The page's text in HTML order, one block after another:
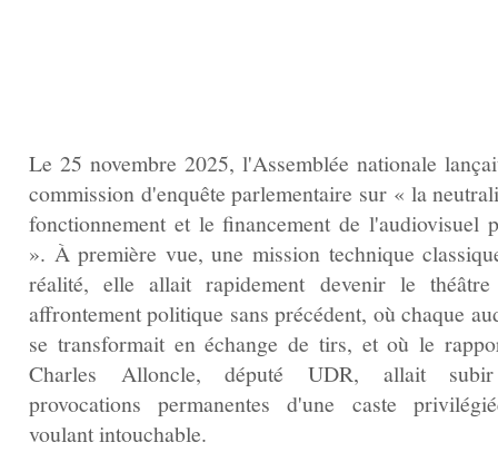
Le 25 novembre 2025, l'Assemblée nationale
commission d'enquête parlementaire sur « la
fonctionnement et le financement de l'audiovisuel
». À première vue, une mission technique
réalité, elle allait rapidement devenir le
affrontement politique sans précédent, où chaque
se transformait en échange de tirs, et où le
Charles Alloncle, député UDR, allait
provocations permanentes d'une caste
voulant intouchable.